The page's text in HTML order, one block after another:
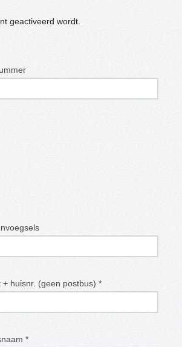
geactiveerd wordt.
+ huisnr. (geen postbus) *
*